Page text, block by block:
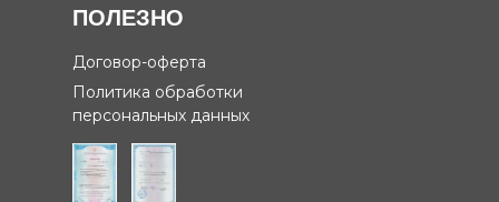
ПОЛЕЗНО
Договор-оферта
Политика обработки
персональных данных